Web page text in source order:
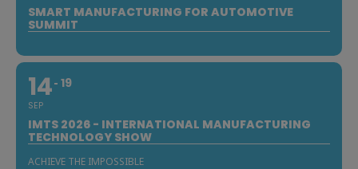
SMART MANUFACTURING FOR AUTOMOTIVE
SUMMIT
14
SEP
19
IMTS 2026 - INTERNATIONAL MANUFACTURING
TECHNOLOGY SHOW
ACHIEVE THE IMPOSSIBLE